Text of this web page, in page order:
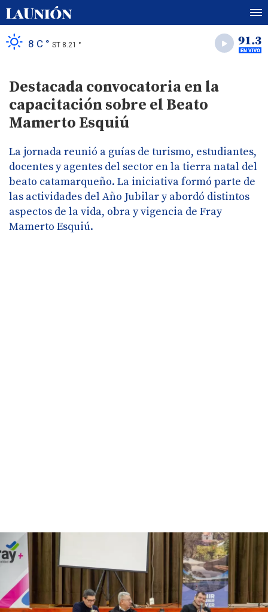
8 C ° ST 8.21 °
Destacada convocatoria en la
capacitación sobre el Beato
Mamerto Esquiú
La jornada reunió a guías de turismo, estudiantes,
docentes y agentes del sector en la tierra natal del
beato catamarqueño. La iniciativa formó parte de
las actividades del Año Jubilar y abordó distintos
aspectos de la vida, obra y vigencia de Fray
Mamerto Esquiú.